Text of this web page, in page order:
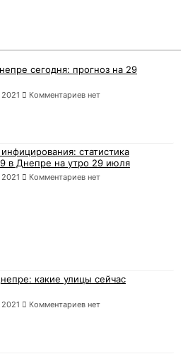
сегодня: прогноз на 29
2021 Комментариев нет
статистика
в Днепре на утро 29 июля
2021 Комментариев нет
какие улицы сейчас
2021 Комментариев нет